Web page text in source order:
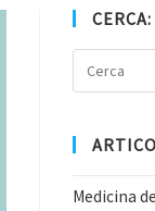
CERCA:
Medicina